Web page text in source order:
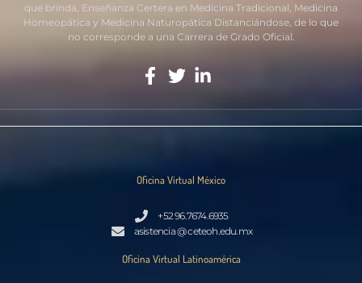
que brinda, Enseñanza Certera en Medicina Tradicional, Medicina
Homeopática y Medicina Naturopática Distanciándose, de lo que
no corresponde a una Carrera de Grado Oficial.
Oficina Virtual México
+52 96.7674.6935
asistencia @ ceteoh.edu.mx
Oficina Virtual Latinoamérica